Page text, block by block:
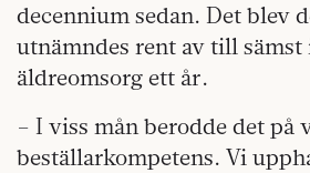
decennium sedan. Det blev
utnämndes rent av till sämst
äldreomsorg ett år.
– I viss mån berodde det på
beställarkompetens. Vi